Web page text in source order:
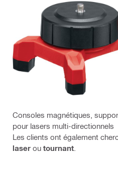
Consoles magnétiques,
pour lasers multi-directionnels
Les clients ont également
laser ou tournant